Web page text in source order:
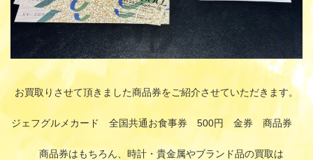
お買取りさせて頂きました商品券をご紹介させていただきます。
ジェフグルメカード 全国共通お食事券 500円 金券 商品券
商品券はもちろん、時計・貴金属やブランド品の買取は